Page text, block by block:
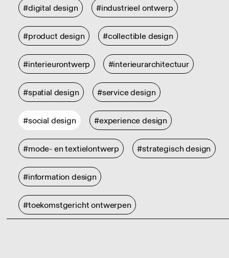
#digital design #industrieel ontwerp
#product design #collectible design
#interieurontwerp #interieurarchitectuur
#spatial design #service design
#social design #experience design
#mode- en textielontwerp #strategisch design
#information design
#toekomstgericht ontwerpen